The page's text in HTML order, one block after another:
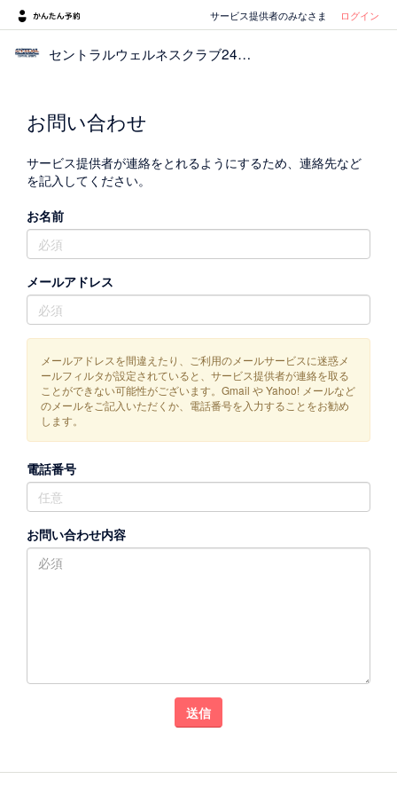
サービス提供者のみなさま ログイン
セントラルウェルネスクラブ24六甲道
お問い合わせ
サービス提供者が連絡をとれるようにするため、連絡先など
を記入してください。
お名前
メールアドレス
メールアドレスを間違えたり、ご利用のメールサービスに迷惑メ
ールフィルタが設定されていると、サービス提供者が連絡を取る
ことができない可能性がございます。Gmail や Yahoo! メールなど
のメールをご記入いただくか、電話番号を入力することをお勧め
します。
電話番号
お問い合わせ内容